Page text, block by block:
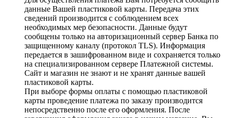
данные Вашей пластиковой карты. Передача этих
сведений производится с соблюдением всех
необходимых мер безопасности. Данные будут
сообщены только на авторизационный сервер Банка по
защищенному каналу (протокол TLS). Информация
передается в зашифрованном виде и сохраняется только
на специализированном сервере Платежной системы.
Сайт и магазин не знают и не хранят данные вашей
пластиковой карты.
При выборе формы оплаты с помощью пластиковой
карты проведение платежа по заказу производится
непосредственно после его оформления. После